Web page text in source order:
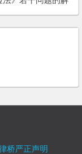
桥严正声明